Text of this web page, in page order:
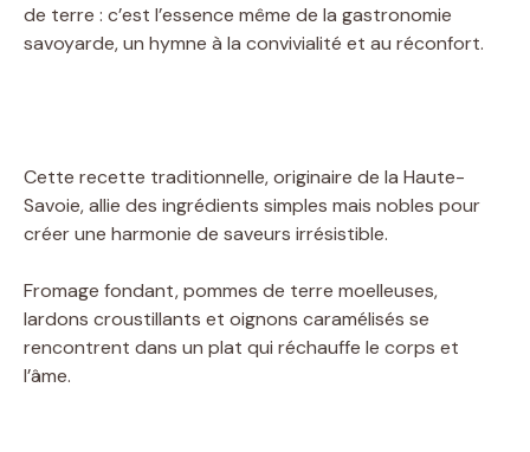
de terre : c’est l’essence même de la gastronomie
savoyarde, un hymne à la convivialité et au réconfort.
Cette recette traditionnelle, originaire de la Haute-
Savoie, allie des ingrédients simples mais nobles pour
créer une harmonie de saveurs irrésistible.
Fromage fondant, pommes de terre moelleuses,
lardons croustillants et oignons caramélisés se
rencontrent dans un plat qui réchauffe le corps et
l’âme.